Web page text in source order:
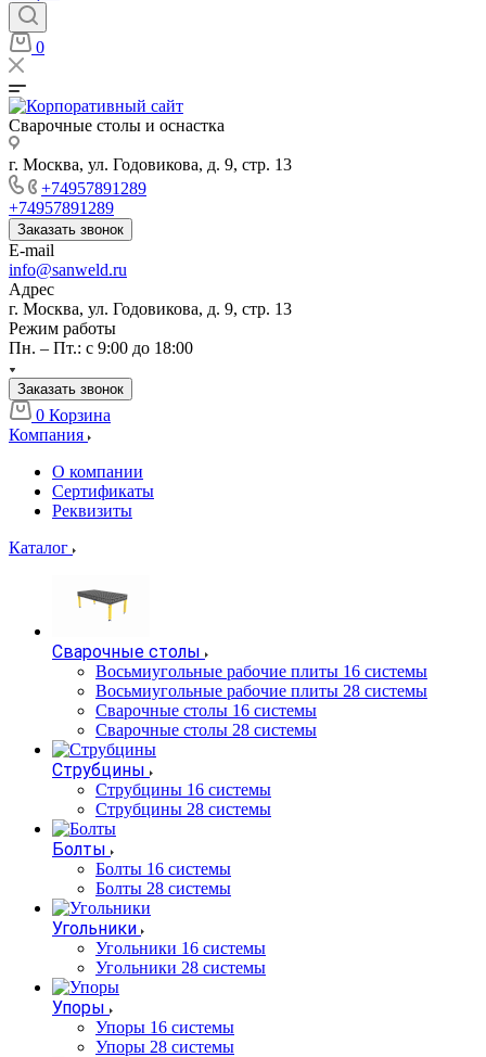
0
Сварочные столы и оснастка
г. Москва, ул. Годовикова, д. 9, стр. 13
+74957891289
+74957891289
Заказать звонок
E-mail
info@sanweld.ru
Адрес
г. Москва, ул. Годовикова, д. 9, стр. 13
Режим работы
Пн. – Пт.: с 9:00 до 18:00
Заказать звонок
0 Корзина
Компания
О компании
Сертификаты
Реквизиты
Каталог
Сварочные столы
Восьмиугольные рабочие плиты 16 системы
Восьмиугольные рабочие плиты 28 системы
Сварочные столы 16 системы
Сварочные столы 28 системы
Струбцины
Струбцины 16 системы
Струбцины 28 системы
Болты
Болты 16 системы
Болты 28 системы
Угольники
Угольники 16 системы
Угольники 28 системы
Упоры
Упоры 16 системы
Упоры 28 системы